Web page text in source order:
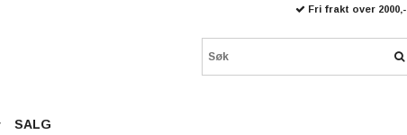
Fri frakt over 2000,-
SALG